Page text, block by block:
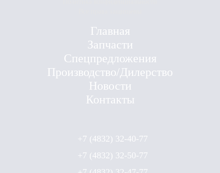
Главная
Запчасти
Спецпредложения
Производство/Дилерство
Новости
Контакты
+7 (4832) 32-40-77
+7 (4832) 32-50-77